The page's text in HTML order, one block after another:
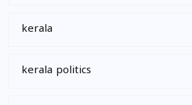
kerala
kerala politics